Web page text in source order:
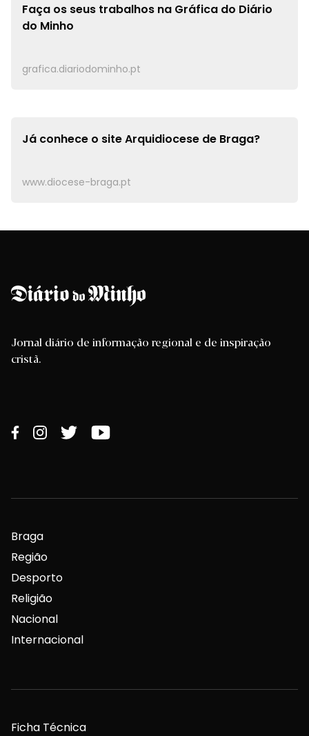
Faça os seus trabalhos na Gráfica do Diário
do Minho
grafica.diariodominho.pt
Já conhece o siteArquidiocese de Braga?
www.diocese-braga.pt
Jornal diário de informação regional e de inspiração
cristã.
Braga
Região
Desporto
Religião
Nacional
Internacional
Ficha Técnica